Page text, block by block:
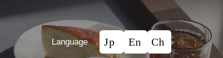
Language